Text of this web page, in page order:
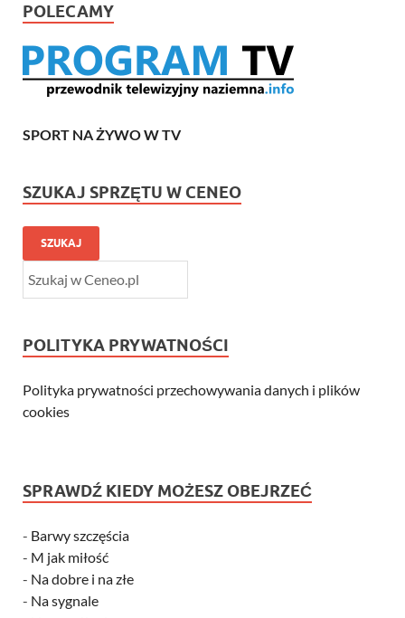
POLECAMY
SPORT NA ŻYWO W TV
SZUKAJ SPRZĘTU W CENEO
SZUKAJ
POLITYKA PRYWATNOŚCI
Polityka prywatności przechowywania danych i plików
cookies
SPRAWDŹ KIEDY MOŻESZ OBEJRZEĆ
- Barwy szczęścia
- M jak miłość
- Na dobre i na złe
- Na sygnale